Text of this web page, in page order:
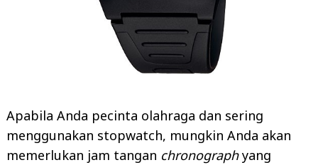
Apabila Anda pecinta olahraga dan sering
menggunakan stopwatch, mungkin Anda akan
memerlukan jam tangan chronographyang